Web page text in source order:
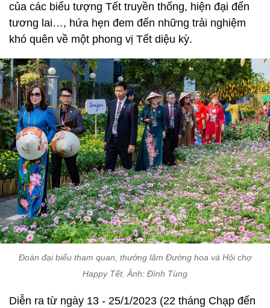
của các biểu tượng Tết truyền thống, hiện đại đến
tương lai…, hứa hẹn đem đến những trải nghiệm
khó quên về một phong vị Tết diệu kỳ.
Đoàn đại biểu tham quan, thưởng lãm Đường hoa và Hội chợ
Happy Tết. Ảnh: Đình Tùng
Diễn ra từ ngày 13 - 25/1/2023 (22 tháng Chạp đến